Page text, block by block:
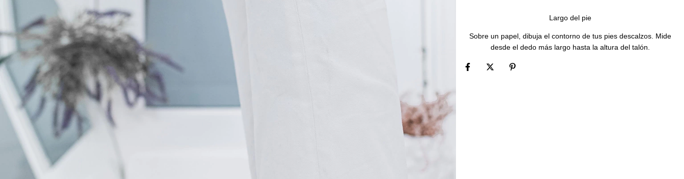
Largo del pie
Sobre un papel, dibuja el contorno de tus pies descalzos. Mide
desde el dedo más largo hasta la altura del talón.